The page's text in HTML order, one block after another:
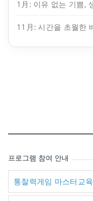
프로그램 참여 안내
통찰력게임 마스터교육